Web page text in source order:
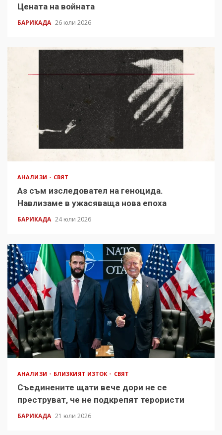
Цената на войната
БАРИКАДА 26 юли 2026
АНАЛИЗИ СВЯТ
Аз съм изследовател на геноцида.
Навлизаме в ужасяваща нова епоха
БАРИКАДА 24 юли 2026
АНАЛИЗИ БЛИЗКИЯТ ИЗТОК СВЯТ
Съединените щати вече дори не се
преструват, че не подкрепят терористи
БАРИКАДА 21 юли 2026